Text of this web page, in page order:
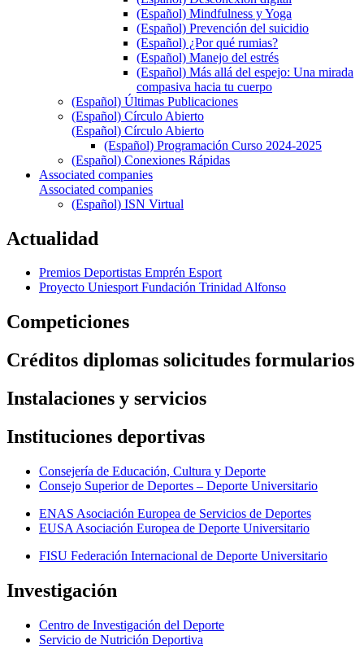
(Español) Mindfulness y Yoga
(Español) Prevención del suicidio
(Español) ¿Por qué rumias?
(Español) Manejo del estrés
(Español) Más allá del espejo: Una mirada
compasiva hacia tu cuerpo
(Español) Últimas Publicaciones
(Español) Círculo Abierto
(Español) Círculo Abierto
(Español) Programación Curso 2024-2025
(Español) Conexiones Rápidas
Associated companies
Associated companies
(Español) ISN Virtual
Actualidad
Premios Deportistas Emprén Esport
Proyecto Uniesport Fundación Trinidad Alfonso
Competiciones
Créditos diplomas solicitudes formularios
Instalaciones y servicios
Instituciones deportivas
Consejería de Educación, Cultura y Deporte
Consejo Superior de Deportes – Deporte Universitario
ENAS Asociación Europea de Servicios de Deportes
EUSA Asociación Europea de Deporte Universitario
FISU Federación Internacional de Deporte Universitario
Investigación
Centro de Investigación del Deporte
Servicio de Nutrición Deportiva